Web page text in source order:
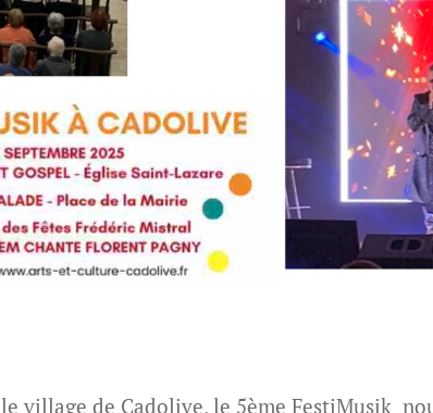
village de Cadolive, le 5ème FestiMusik